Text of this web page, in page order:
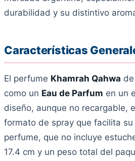
durabilidad y su distintivo
Características
El perfume Khamrah Qahwa de
como un Eau de Parfum en un
diseño, aunque no recargable,
formato de spray que facilita su
perfume, que no incluye
17.4 cm y un peso total del